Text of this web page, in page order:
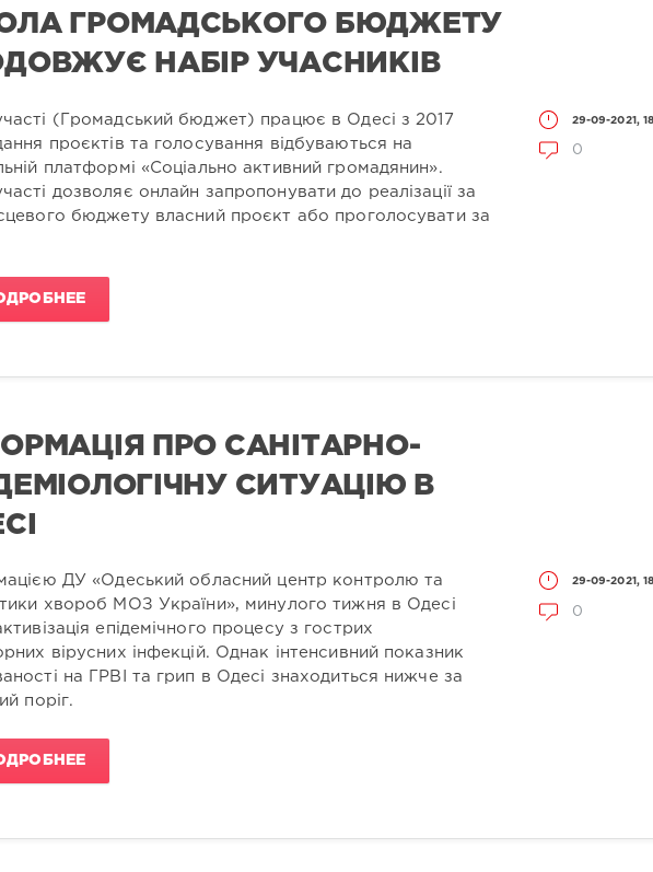
ГРОМАДСЬКОГО БЮДЖЕТУ
НАБІР УЧАСНИКІВ
29-09-2021,
0
(Громадський бюджет) працює в Одесі з 2017
проєктів та голосування відбуваються на
платформі «Соціально активний громадянин».
дозволяє онлайн запропонувати до реалізації за
бюджету власний проєкт або проголосувати за
ПРО САНІТАРНО-
СИТУАЦІЮ В
29-09-2021,
0
ДУ «Одеський обласний центр контролю та
хвороб МОЗ України», минулого тижня в Одесі
епідемічного процесу з гострих
вірусних інфекцій. Однак інтенсивний показник
на ГРВІ та грип в Одесі знаходиться нижче за
поріг.